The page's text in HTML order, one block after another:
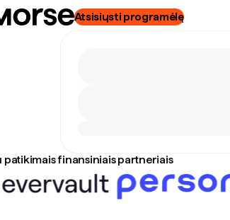
Atsisiųsti programėlę
patikimais finansiniais partneriais